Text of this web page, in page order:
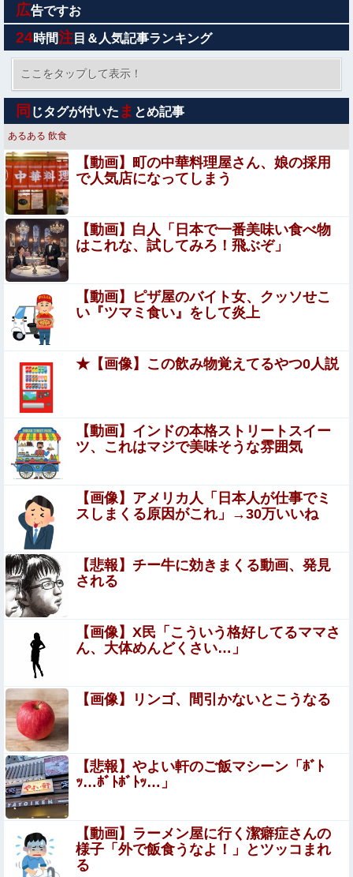
【衝撃映像】日本のタクシー運転手同士の路上喧嘩、ヤク
ザのようだと海外で話題に
【衝撃】熊本空港、全国で最も米軍機が来る空港になって
いた
【画像あり】NASAが開発、着るだけで瞬時に「-15℃冷
却」する冷感ポンチョ3,980円！
誤って脳幹を摘出された女性､重篤な植物状態だが､意識は
正常で何かを思考していると判明
【画像】北朝鮮のビアガール、エッッッッッッッッッッッ
ッッッッッッ！
【放送事故】フジテレビ、女子大生を大量投入して闇深エ
ロ番組ｗｗｗｗ
【悲報】グラビアやったことを本気で後悔→エリカさ
んの心境がヤバすぎるwwww
ダークエルフ女王オリガ・ディスコルディア敗戦の末路…
【悲報】ラッパーさん、札束披露するもネット民から新社
会人の初ボーナスくらいしかないと笑われる
【盗撮】 日本の花嫁のウェディングドレス着替え動画、と
んでもない神乳だと海外で話題に
「私達が原爆ドーム前をあけ渡せば核戦争が始ま
ってしまう」と訴える市民団体、それを聞いた被
爆3世の人が……
【悲報】「ビッグモーター」とかいう完全に逃げ切ったゴ
ミクズｗｗｗｗｗ
【艦これ】デイス 他
【ネット史】「鏡の中のアクトレス事件」夫は正しかった
のに、なぜ喧嘩は終わらなかったのか他
彼は私が何かしても、一度も「ありがとう」と言わない
【動画】美人女優さん、映画でマンコのビラビラまでめく
らせてしまうｗｗｗｗｗｗ
村上26本 大谷26本
wwwwwwwwwwwwwwwwwwwwwwwwwwwwww他
【にじ甲2026】 冷静に考えるとなんだこのえっっっな格
好は…？
長崎の語り部お爺ちゃん（84）、修学旅行生に「日本も原
爆を持たないと負ける」と言われびっくり！ 被団協代表
広告ですお
24時間注 目＆人気記事ランキング
ここをタップして表示！
同 じタグが付いた ま とめ記事
あるある 飲食
【動画】町の中華料理屋さん、娘の採用
で人気店になってしまう
【動画】白人「日本で一番美味い食べ物
はこれな、試してみろ！飛ぶぞ」
【動画】ピザ屋のバイト女、クッソせこ
い『ツマミ食い』をして炎上
★【画像】この飲み物覚えてるやつ0人説
【動画】インドの本格ストリートスイー
ツ、これはマジで美味そうな雰囲気
【画像】アメリカ人「日本人が仕事でミ
スしまくる原因がこれ」→30万いいね
【悲報】チー牛に効きまくる動画、発見
される
【画像】X民「こういう格好してるママさ
ん、大体めんどくさい…」
【画像】リンゴ、間引かないとこうなる
【悲報】やよい軒のご飯マシーン「ﾎﾞﾄ
ｯ…ﾎﾞﾄﾎﾞﾄｯ…」
【動画】ラーメン屋に行く潔癖症さんの
様子「外で飯食うなよ！」とツッコまれ
る